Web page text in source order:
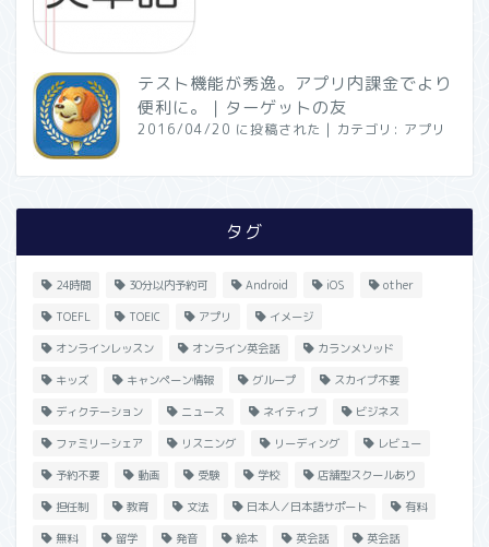
テスト機能が秀逸。アプリ内課金でより
便利に。｜ターゲットの友
2016/04/20 に投稿された | カテゴリ: アプリ
タグ
24時間 30分以内予約可 Android iOS other
TOEFL TOEIC アプリ イメージ
オンラインレッスン オンライン英会話 カランメソッド
キッズ キャンペーン情報 グループ スカイプ不要
ディクテーション ニュース ネイティブ ビジネス
ファミリーシェア リスニング リーディング レビュー
予約不要 動画 受験 学校 店舗型スクールあり
担任制 教育 文法 日本人／日本語サポート 有料
無料 留学 発音 絵本 英会話 英会話